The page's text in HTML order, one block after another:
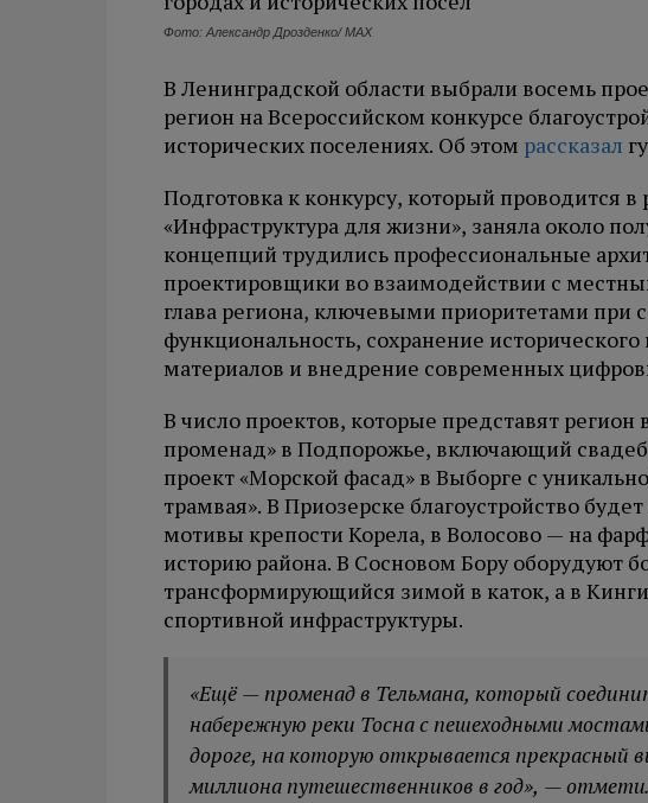
Фото: Александр Дрозденко/ МАХ
В Ленинградской области выбрали восемь
регион на Всероссийском конкурсе
исторических поселениях. Об этом рассказал
Подготовка к конкурсу, который проводится в
«Инфраструктура для жизни», заняла около
концепций трудились профессиональные
проектировщики во взаимодействии с
глава региона, ключевыми приоритетами при
функциональность, сохранение
материалов и внедрение современных
В число проектов, которые представят
променад» в Подпорожье, включающий
проект «Морской фасад» в Выборге с
трамвая». В Приозерске благоустройство
мотивы крепости Корела, в Волосово — на
историю района. В Сосновом Бору оборудуют
трансформирующийся зимой в каток, а в
спортивной инфраструктуры.
«Ещё — променад в Тельмана, который
набережную реки Тосна с пешеходными
дороге, на которую открывается прекрасный
миллиона путешественников в год», —